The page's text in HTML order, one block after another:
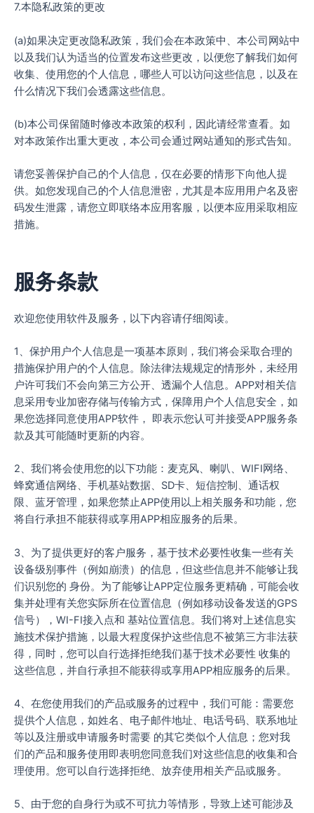
7.本隐私政策的更改
(a)如果决定更改隐私政策，我们会在本政策中、本公司网站中
以及我们认为适当的位置发布这些更改，以便您了解我们如何
收集、使用您的个人信息，哪些人可以访问这些信息，以及在
什么情况下我们会透露这些信息。
(b)本公司保留随时修改本政策的权利，因此请经常查看。如
对本政策作出重大更改，本公司会通过网站通知的形式告知。
请您妥善保护自己的个人信息，仅在必要的情形下向他人提
供。如您发现自己的个人信息泄密，尤其是本应用用户名及密
码发生泄露，请您立即联络本应用客服，以便本应用采取相应
措施。
服务条款
欢迎您使用软件及服务，以下内容请仔细阅读。
1、保护用户个人信息是一项基本原则，我们将会采取合理的
措施保护用户的个人信息。除法律法规规定的情形外，未经用
户许可我们不会向第三方公开、透漏个人信息。APP对相关信
息采用专业加密存储与传输方式，保障用户个人信息安全，如
果您选择同意使用APP软件， 即表示您认可并接受APP服务条
款及其可能随时更新的内容。
2、我们将会使用您的以下功能：麦克风、喇叭、WIFI网络、
蜂窝通信网络、手机基站数据、SD卡、短信控制、通话权
限、蓝牙管理，如果您禁止APP使用以上相关服务和功能，您
将自行承担不能获得或享用APP相应服务的后果。
3、为了提供更好的客户服务，基于技术必要性收集一些有关
设备级别事件（例如崩溃）的信息，但这些信息并不能够让我
们识别您的 身份。为了能够让APP定位服务更精确，可能会收
集并处理有关您实际所在位置信息（例如移动设备发送的GPS
信号），WI-FI接入点和 基站位置信息。我们将对上述信息实
施技术保护措施，以最大程度保护这些信息不被第三方非法获
得，同时，您可以自行选择拒绝我们基于技术必要性 收集的
这些信息，并自行承担不能获得或享用APP相应服务的后果。
4、在您使用我们的产品或服务的过程中，我们可能：需要您
提供个人信息，如姓名、电子邮件地址、电话号码、联系地址
等以及注册或申请服务时需要 的其它类似个人信息；您对我
们的产品和服务使用即表明您同意我们对这些信息的收集和合
理使用。您可以自行选择拒绝、放弃使用相关产品或服务。
5、由于您的自身行为或不可抗力等情形，导致上述可能涉及